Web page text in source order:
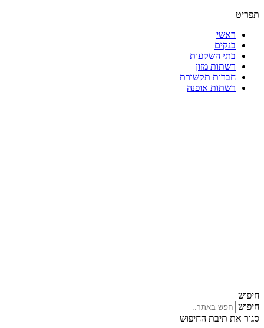
תפריט
ראשי
בנקים
בתי השקעות
רשתות מזון
חברות תקשורת
רשתות אופנה
חיפוש
חיפוש
סגור את תיבת החיפוש